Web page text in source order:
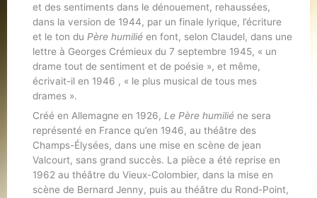
et des sentiments dans le dénouement, rehaussées,
dans la version de 1944, par un finale lyrique, l’écriture
et le ton du Père humilié en font, selon Claudel, dans une
lettre à Georges Crémieux du 7 septembre 1945, « un
drame tout de sentiment et de poésie », et même,
écrivait-il en 1946 , « le plus musical de tous mes
drames ».
Créé en Allemagne en 1926, Le Père humilié ne sera
représenté en France qu’en 1946, au théâtre des
Champs-Élysées, dans une mise en scène de jean
Valcourt, sans grand succès. La pièce a été reprise en
1962 au théâtre du Vieux-Colombier, dans la mise en
scène de Bernard Jenny, puis au théâtre du Rond-Point,